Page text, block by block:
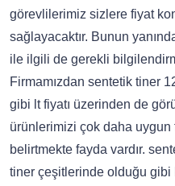
görevlilerimiz sizlere fiyat
sağlayacaktır. Bunun
ile ilgili de gerekli
Firmamızdan sentetik tiner
gibi lt fiyatı üzerinden de
ürünlerimizi çok daha uygun
belirtmekte fayda vardır.
tiner çeşitlerinde olduğu gibi